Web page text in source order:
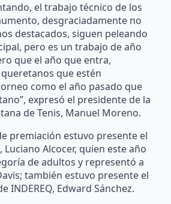
el trabajo técnico de los
desgraciadamente no
destacados, siguen peleando
pero es un trabajo de año
que el año que entra,
que estén
como el año pasado que
expresó el presidente de la
de Tenis, Manuel Moreno.
premiación estuvo presente el
Luciano Alcocer, quien este año
de adultos y representó a
también estuvo presente el
INDEREQ, Edward Sánchez.